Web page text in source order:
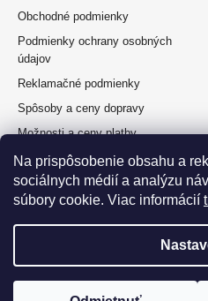
Na prispôsobenie obsahu a
sociálnych médií a analýzu
súbory cookie. Viac informácií
Obchodné podmienky
Podmienky ochrany osobných
údajov
Reklamačné podmienky
Spôsoby a ceny dopravy
Možnosti a ceny platby
Splátkový predaj
Odstúpenie od zmluvy
Vytvoril Shoptet